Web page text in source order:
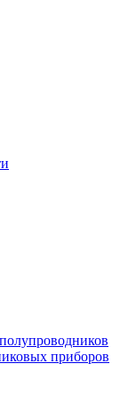
приборов